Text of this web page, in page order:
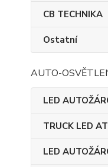
CB TECHNIKA
Ostatní
AUTO-
LED
TRUCK LED
LED